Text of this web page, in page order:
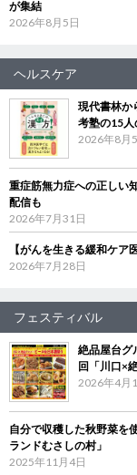
が集結
2026年8月5日
ヘルスケア
現代書林
考塾の15
2026年8月
重症筋無力症への正しい
配信も
2026年7月31日
【がんを生きる緩和ケ
2026年7月28日
フェスティバル
絶品屋台グ
回「川口×
2026年4月
自分で収穫した秋野菜を
ランドむさしの村」
2025年11月4日